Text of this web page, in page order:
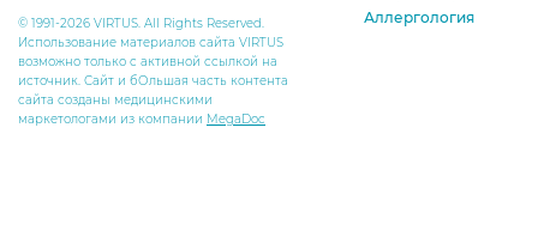
© 1991-2026 VIRTUS. All Rights Reserved.
Использование материалов сайта VIRTUS
возможно только с активной ссылкой на
источник. Сайт и бОльшая часть контента
сайта созданы медицинскими
маркетологами из компании MegaDoc
Аллергология